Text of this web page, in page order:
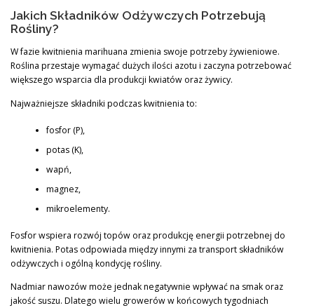
Jakich Składników Odżywczych Potrzebują
Rośliny?
W fazie kwitnienia marihuana zmienia swoje potrzeby żywieniowe.
Roślina przestaje wymagać dużych ilości azotu i zaczyna potrzebować
większego wsparcia dla produkcji kwiatów oraz żywicy.
Najważniejsze składniki podczas kwitnienia to:
fosfor (P),
potas (K),
wapń,
magnez,
mikroelementy.
Fosfor wspiera rozwój topów oraz produkcję energii potrzebnej do
kwitnienia. Potas odpowiada między innymi za transport składników
odżywczych i ogólną kondycję rośliny.
Nadmiar nawozów może jednak negatywnie wpływać na smak oraz
jakość suszu. Dlatego wielu growerów w końcowych tygodniach